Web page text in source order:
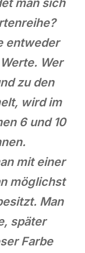
entweder
Wer
zu den
wird im
6 und 10
mit einer
möglichst
Man
später
Farbe